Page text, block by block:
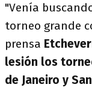
"Venía
torneo grande
prensa
lesión los
de Janeiro y